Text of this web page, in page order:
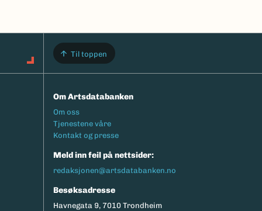
Til toppen
Om Artsdatabanken
Footermeny
Om oss
Tjenestene våre
Kontakt og presse
Meld inn feil på nettsider:
redaksjonen@artsdatabanken.no
Besøksadresse
Havnegata 9, 7010 Trondheim